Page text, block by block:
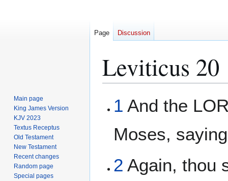
Leviticus 20
toto
1 And the
Moses,
2 Again, thou
Page Discussion
Main page
King James Version
KJV 2023
Textus Receptus
Old Testament
New Testament
Recent changes
Random page
Special pages